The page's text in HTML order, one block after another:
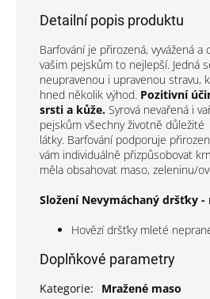
Detailní popis produktu
Barfování je přirozená, vyvážená
vašim pejskům to nejlepší. Jedná
neupravenou i upravenou stravu,
hned několik výhod. Pozitivní
srsti a kůže. Syrová nevařená i
pejskům všechny životně důležité
látky. Barfování podporuje
vám individuálně přizpůsobovat
měla obsahovat maso, zeleninu/
Složení Nevymáchaný dršťky
Hovězí dršťky mleté
Doplňkové parametry
Kategorie:
Mražené maso